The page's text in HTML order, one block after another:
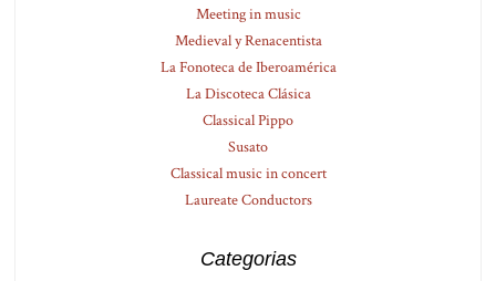
Meeting in music
Medieval y Renacentista
La Fonoteca de Iberoamérica
La Discoteca Clásica
Classical Pippo
Susato
Classical music in concert
Laureate Conductors
Categorias